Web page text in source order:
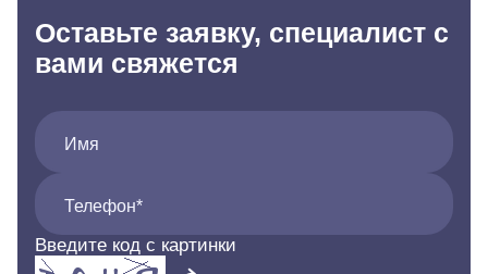
Оставьте заявку, специалист с
вами свяжется
Имя
Телефон*
Введите код с картинки